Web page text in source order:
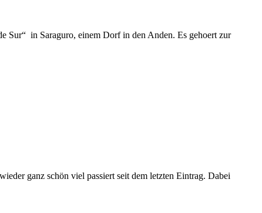
Sur“ in Saraguro, einem Dorf in den Anden. Es gehoert zur
ganz schön viel passiert seit dem letzten Eintrag. Dabei